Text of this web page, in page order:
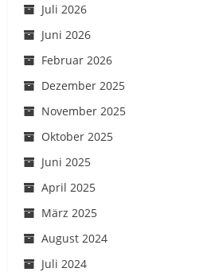
Juli 2026
Juni 2026
Februar 2026
Dezember 2025
November 2025
Oktober 2025
Juni 2025
April 2025
März 2025
August 2024
Juli 2024